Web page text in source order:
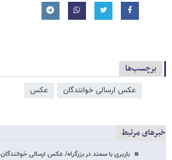
برچسب‌ها
عکس ارسالی خوانندگان عکس
خبرهای مرتبط
باربری با سمند در بزرگراه/ عکس ارسالی خوانندگان